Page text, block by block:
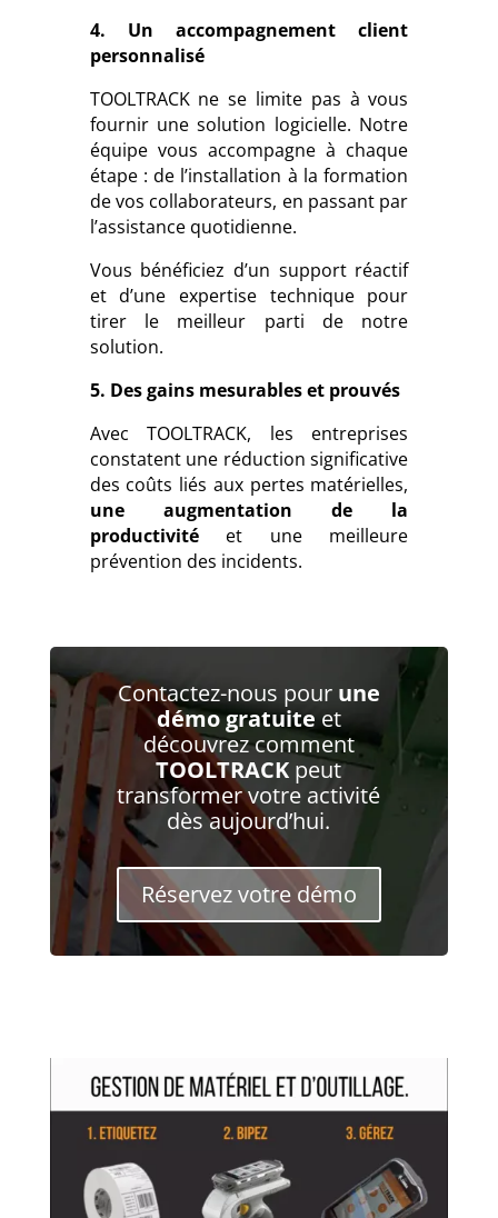
4. Un accompagnement client
personnalisé
TOOLTRACK ne se limite pas à vous
fournir une solution logicielle. Notre
équipe vous accompagne à chaque
étape : de l’installation à la formation
de vos collaborateurs, en passant par
l’assistance quotidienne.
Vous bénéficiez d’un support réactif
et d’une expertise technique pour
tirer le meilleur parti de notre
solution.
5. Des gains mesurables et prouvés
Avec TOOLTRACK, les entreprises
constatent une réduction significative
des coûts liés aux pertes matérielles,
une augmentation de la
productivitéet une meilleure
prévention des incidents.
Contactez-nous pour une
démo gratuiteet
découvrez comment
TOOLTRACK peut
transformer votre activité
dès aujourd’hui.
Réservez votre démo